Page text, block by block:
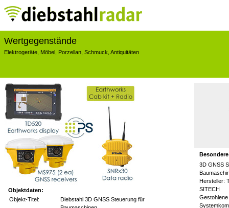
Wertgegenstände
Elektrogeräte Möbel Porzellan Schmuck Antiquitäten
Objektdaten:
Objekt-Titel:
Diebstahl 3D GNSS Steuerung für
3D GNSS
Hersteller:
SITECH
Gestohlene